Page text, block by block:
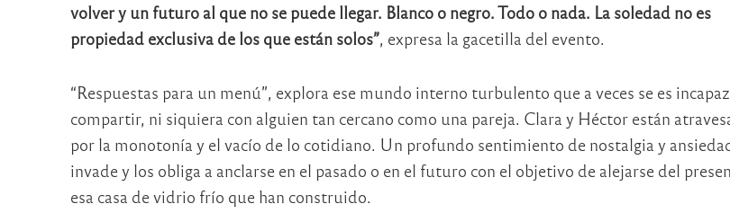
volver y un futuro al que no se puede llegar. Blanco o negro. Todo o nada. La soledad no es
propiedad exclusiva de los que están solos”, expresa la gacetilla del evento.
“Respuestas para un menú”, explora ese mundo interno turbulento que a veces se es
compartir, ni siquiera con alguien tan cercano como una pareja. Clara y Héctor están
por la monotonía y el vacío de lo cotidiano. Un profundo sentimiento de nostalgia y
invade y los obliga a anclarse en el pasado o en el futuro con el objetivo de alejarse del
esa casa de vidrio frío que han construido.